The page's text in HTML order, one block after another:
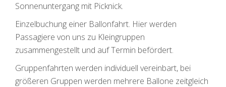
Sonnenuntergang mit Picknick.
Einzelbuchung einer Ballonfahrt. Hier werden
Passagiere von uns zu Kleingruppen
zusammengestellt und auf Termin befördert.
Gruppenfahrten werden individuell vereinbart, bei
größeren Gruppen werden mehrere Ballone zeitgleich